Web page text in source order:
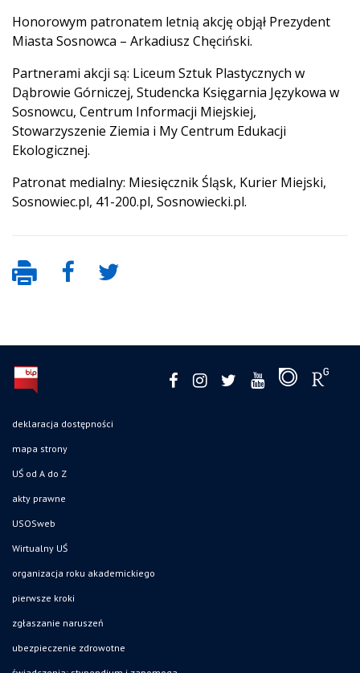
Honorowym patronatem letnią akcję objął Prezydent
Miasta Sosnowca – Arkadiusz Chęciński.
Partnerami akcji są: Liceum Sztuk Plastycznych w
Dąbrowie Górniczej, Studencka Księgarnia Językowa w
Sosnowcu, Centrum Informacji Miejskiej,
Stowarzyszenie Ziemia i My Centrum Edukacji
Ekologicznej.
Patronat medialny: Miesięcznik Śląsk, Kurier Miejski,
Sosnowiec.pl, 41-200.pl, Sosnowiecki.pl.
deklaracja dostępności
mapa strony
UŚ od A do Z
akty prawne
USOSweb
Wirtualny UŚ
organizacja roku akademickiego
pierwsze kroki
zgłaszanie naruszeń
ubezpieczenie zdrowotne